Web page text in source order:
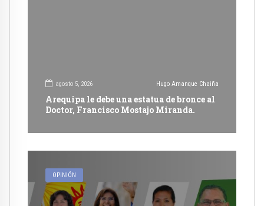
agosto 5, 2026 Hugo Amanque Chaiña
Arequipa le debe una estatua de bronce al
Doctor, Francisco Mostajo Miranda.
OPINIÓN